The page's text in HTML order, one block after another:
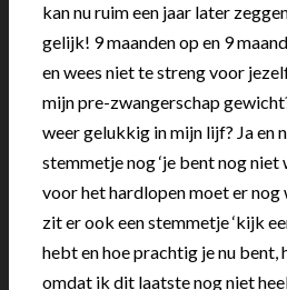
kan nu ruim een jaar later
gelijk! 9 maanden op en 9
en wees niet te streng voor
mijn pre-zwangerschap
weer gelukkig in mijn lijf? Ja en
stemmetje nog ‘je bent nog niet
voor het hardlopen moet er nog
zit er ook een stemmetje ‘kijk
hebt en hoe prachtig je nu bent,
omdat ik dit laatste nog niet